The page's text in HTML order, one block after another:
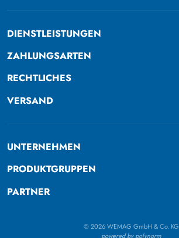
DIENSTLEISTUNGEN
ZAHLUNGSARTEN
RECHTLICHES
VERSAND
UNTERNEHMEN
PRODUKTGRUPPEN
PARTNER
© 2026 WEMAG GmbH & Co. KG
powered by polynorm